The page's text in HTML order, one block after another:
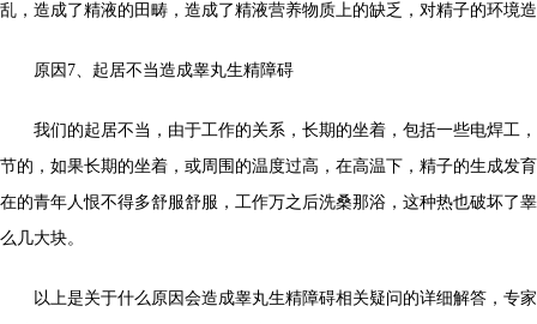
乱，造成了精液的田畴，造成了精液营养物质上的缺乏，对精子的环境
原因7、起居不当造成睾丸生精障碍
我们的起居不当，由于工作的关系，长期的坐着，包括一些电焊工
节的，如果长期的坐着，或周围的温度过高，在高温下，精子的生成发
在的青年人恨不得多舒服舒服，工作万之后洗桑那浴，这种热也破坏了
么几大块。
以上是关于什么原因会造成睾丸生精障碍相关疑问的详细解答，专